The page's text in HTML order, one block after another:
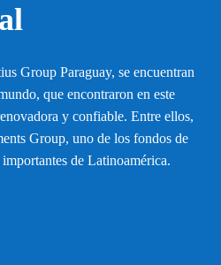
Group Paraguay, se encuentran
que encontraron en este
y confiable. Entre ellos,
Group, uno de los fondos de
de Latinoamérica.